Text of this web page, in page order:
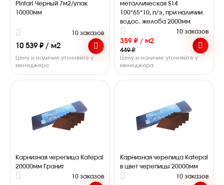
Pintari Черный 7м2/упак
10000мм
10 заказов
10 539 ₽ / м2
Цену и наличие уточняйте у
менеджера
металлическая S14
100*65*10, п/э, при наличии
водос. желоба 2000мм
10 заказов
359 ₽ / м2
449 ₽
Цену и наличие уточняйте у
менеджера
Карнизная черепица Katepal
20000мм Гранит
10 заказов
Карнизная черепица Katepal
в цвет черепицы 20000мм
10 заказов